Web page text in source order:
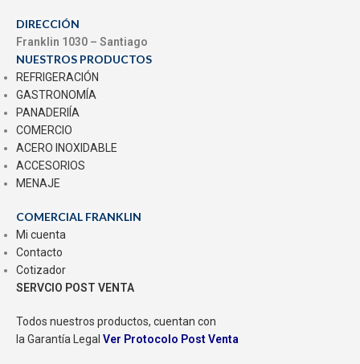
DIRECCIÓN
Franklin 1030 – Santiago
NUESTROS PRODUCTOS
REFRIGERACIÓN
GASTRONOMÍA
PANADERIÍA
COMERCIO
ACERO INOXIDABLE
ACCESORIOS
MENAJE
COMERCIAL FRANKLIN
Mi cuenta
Contacto
Cotizador
SERVCIO POST VENTA
Todos nuestros productos, cuentan con
la Garantía Legal Ver Protocolo Post Venta